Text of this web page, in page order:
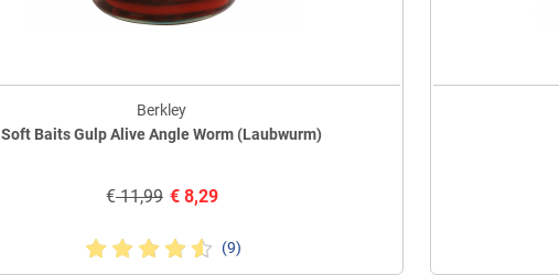
Berkley
Soft Baits Gulp Alive Angle Worm (Laubwurm)
€11,99 €8,29
(9)